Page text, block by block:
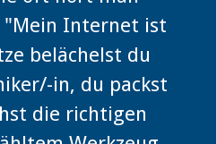
"Mein Internet ist
belächelst du
in, du packst
die richtigen